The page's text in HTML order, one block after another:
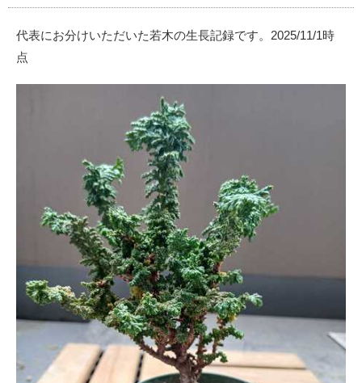
代表にお分けいただいた若木の生長記録です。2025/11/1時
点